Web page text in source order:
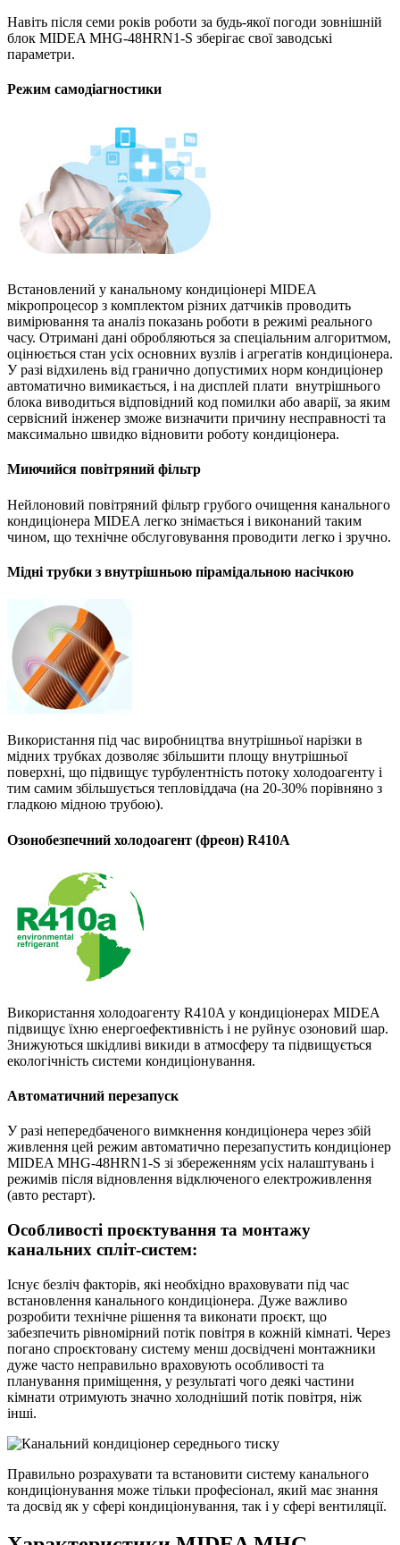
Навіть після семи років роботи за будь-якої погоди зовнішній
блок MIDEA MHG-48HRN1-S зберігає свої заводські
параметри.
Режим самодіагностики
Встановлений у канальному кондиціонері MIDEA
мікропроцесор з комплектом різних датчиків проводить
вимірювання та аналіз показань роботи в режимі реального
часу. Отримані дані обробляються за спеціальним алгоритмом,
оцінюється стан усіх основних вузлів і агрегатів кондиціонера.
У разі відхилень від гранично допустимих норм кондиціонер
автоматично вимикається, і на дисплей плати внутрішнього
блока виводиться відповідний код помилки або аварії, за яким
сервісний інженер зможе визначити причину несправності та
максимально швидко відновити роботу кондиціонера.
Миючийся повітряний фільтр
Нейлоновий повітряний фільтр грубого очищення канального
кондиціонера MIDEA легко знімається і виконаний таким
чином, що технічне обслуговування проводити легко і зручно.
Мідні трубки з внутрішньою пірамідальною насічкою
Використання під час виробництва внутрішньої нарізки в
мідних трубках дозволяє збільшити площу внутрішньої
поверхні, що підвищує турбулентність потоку холодоагенту і
тим самим збільшується тепловіддача (на 20-30% порівняно з
гладкою мідною трубою).
Озонобезпечний холодоагент (фреон) R410A
Використання холодоагенту R410A у кондиціонерах MIDEA
підвищує їхню енергоефективність і не руйнує озоновий шар.
Знижуються шкідливі викиди в атмосферу та підвищується
екологічність системи кондиціонування.
Автоматичний перезапуск
У разі непередбаченого вимкнення кондиціонера через збій
живлення цей режим автоматично перезапустить кондиціонер
MIDEA MHG-48HRN1-S зі збереженням усіх налаштувань і
режимів після відновлення відключеного електроживлення
(авто рестарт).
Особливості проєктування та монтажу
канальних спліт-систем:
Існує безліч факторів, які необхідно враховувати під час
встановлення канального кондиціонера. Дуже важливо
розробити технічне рішення та виконати проєкт, що
забезпечить рівномірний потік повітря в кожній кімнаті. Через
погано спроєктовану систему менш досвідчені монтажники
дуже часто неправильно враховують особливості та
планування приміщення, у результаті чого деякі частини
кімнати отримують значно холодніший потік повітря, ніж
інші.
Правильно розрахувати та встановити систему канального
кондиціонування може тільки професіонал, який має знання
та досвід як у сфері кондиціонування, так і у сфері вентиляції.